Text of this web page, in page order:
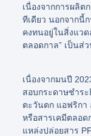
เนื่องจากการผลิต
ทีเดียว นอกจากนี้
คงทนอยู่ในสิ่งแวด
ตลอดกาล” เป็นส่
เนื่องจากมนปี
สอบกระดาษชำระ
ตะวันตก แอฟริกา
หรือสารเคมีตลอด
แหล่งปล่อยสาร